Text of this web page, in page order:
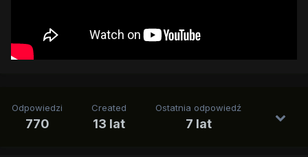
Odpowiedzi
770
Created
13 lat
Ostatnia odpowiedź
7 lat